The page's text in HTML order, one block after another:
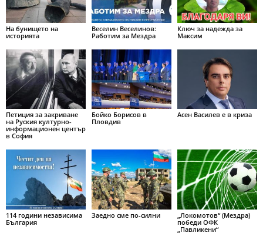
На бунището на
историята
Веселин Веселинов:
Работим за Мездра
Ключ за надежда за
Максим
Петиция за закриване
на Руския културно-
информационен център
в София
Бойко Борисов в
Пловдив
Асен Василев е в криза
114 години независима
България
Заедно сме по-силни
„Локомотов“ (Мездра)
победи ОФК
„Павликени“